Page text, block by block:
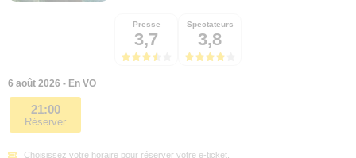
Presse
3,7
Spectateurs
3,8
6 août 2026 - En VO
21:00
Réserver
Choisissez votre horaire pour réserver votre e-ticket.